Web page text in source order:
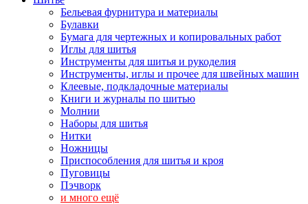
Бельевая фурнитура и материалы
Булавки
Бумага для чертежных и копировальных работ
Иглы для шитья
Инструменты для шитья и рукоделия
Инструменты, иглы и прочее для швейных машин
Клеевые, подкладочные материалы
Книги и журналы по шитью
Молнии
Наборы для шитья
Нитки
Ножницы
Приспособления для шитья и кроя
Пуговицы
Пэчворк
и много ещё